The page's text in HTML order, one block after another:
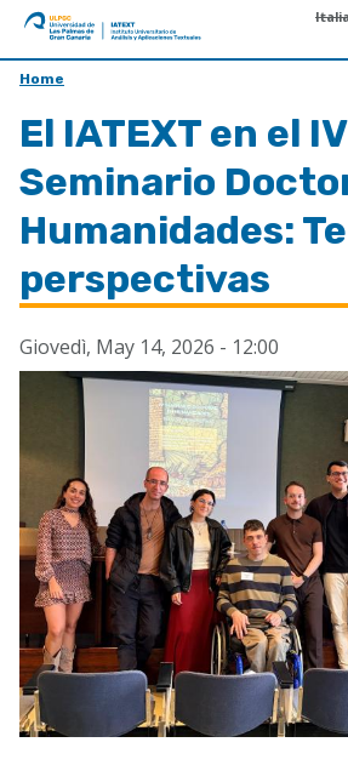
ULPGC
Ir
inicio
de
IATEXT
Home
El IATEXT en el IV
Seminario
Humanidades:
perspectivas
Giovedì, May 14, 2026 - 12:00